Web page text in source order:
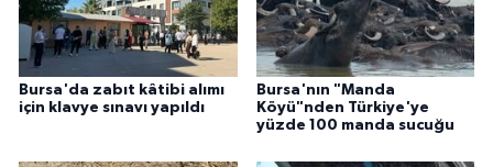
Bursa'da zabıt kâtibi alımı
için klavye sınavı yapıldı
Bursa'nın "Manda
Köyü"nden Türkiye'ye
yüzde 100 manda sucuğu